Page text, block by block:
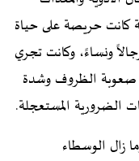
كانت حريصة على حياة
ونساءً، وكانت تجري
صعوبة الظروف وشدة
الضرورية المستعجلة.
زال الوسطاء